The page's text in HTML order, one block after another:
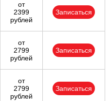
от
2399
рублей
Записаться
от
2799
рублей
Записаться
от
2799
рублей
Записаться